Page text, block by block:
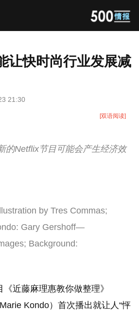
让快时尚行业发展减
21:30
[双语阅读]
的Netflix节目可能会产生经济效
by Tres Commas;
Gary Gershoff—
Background:
近藤麻理惠教你做整理》
Kondo）首次播出就让人“怦